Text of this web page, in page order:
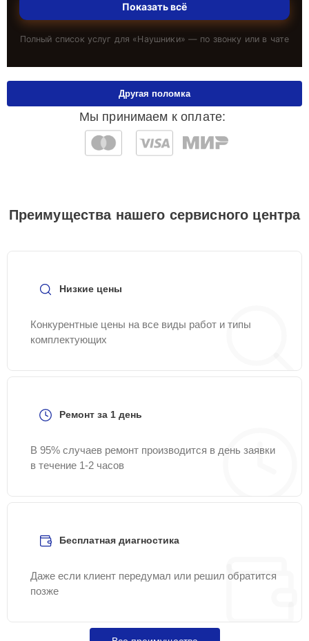
Показать всё
Полный список услуг для «Наушники» — по звонку или в чате
Мы принимаем к оплате:
Другая поломка
Преимущества нашего сервисного центра
Низкие цены
Конкурентные цены на все виды работ и типы
комплектующих
Ремонт за 1 день
В 95% случаев ремонт производится в день заявки
в течение 1-2 часов
Бесплатная диагностика
Даже если клиент передумал или решил обратится
позже